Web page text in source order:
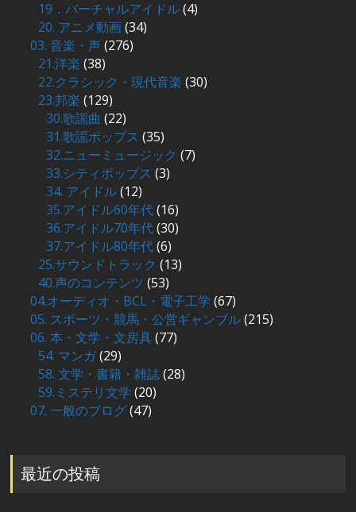
19．バーチャルアイドル(4)
20. アニメ動画(34)
03. 音楽・声(276)
21.洋楽 (38)
22.クラシック・現代音楽 (30)
23.邦楽 (129)
30.歌謡曲 (22)
31.歌謡ポップス (35)
32.ニューミュージック (7)
33.シティポップス (3)
34. アイドル(12)
35.アイドル60年代(16)
36.アイドル70年代(30)
37.アイドル80年代(6)
25.サウンドトラック (13)
40.声のコンテンツ (53)
04.オーディオ・BCL・電子工学 (67)
05. スポーツ・競馬・公営ギャンブル(215)
06. 本・文学・文房具(77)
54. マンガ(29)
58. 文学・書籍・雑誌(28)
59.ミステリ文学 (20)
07. 一般のブログ(47)
最近の投稿